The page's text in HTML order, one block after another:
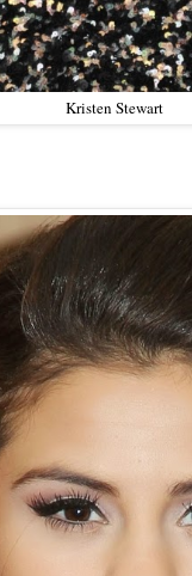
Kristen Stewart